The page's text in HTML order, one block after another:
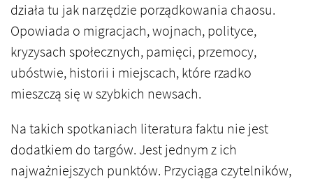
działa tu jak narzędzie porządkowania chaosu.
Opowiada o migracjach, wojnach, polityce,
kryzysach społecznych, pamięci, przemocy,
ubóstwie, historii i miejscach, które rzadko
mieszczą się w szybkich newsach.
Na takich spotkaniach literatura faktu nie jest
dodatkiem do targów. Jest jednym z ich
najważniejszych punktów. Przyciąga czytelników,